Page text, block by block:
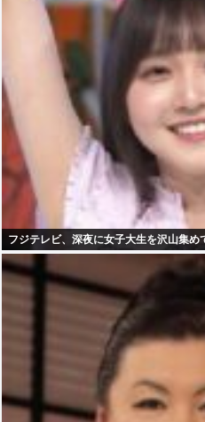
フジテレビ、深夜に女子大生を沢山集